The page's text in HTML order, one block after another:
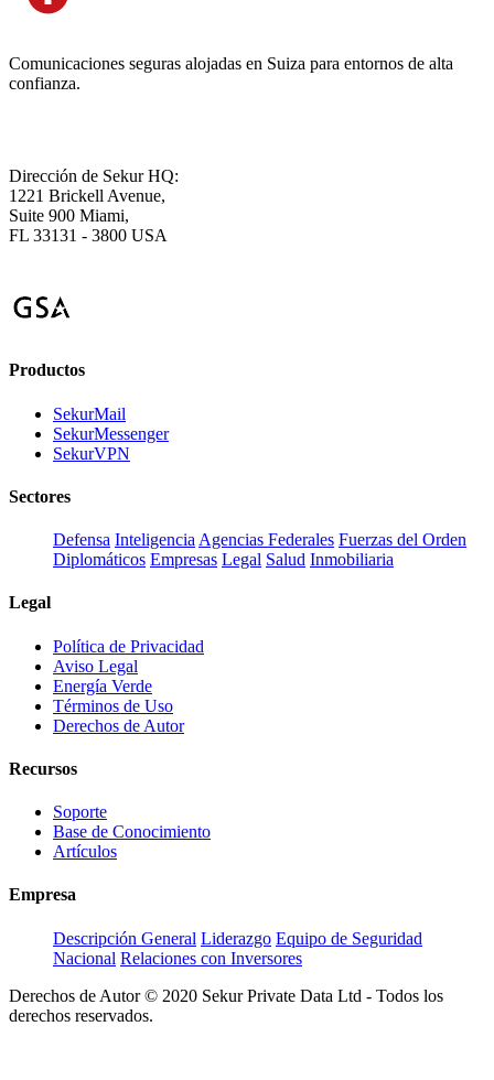
Comunicaciones seguras alojadas en Suiza para entornos de alta
confianza.
Dirección de Sekur HQ:
1221 Brickell Avenue,
Suite 900 Miami,
FL 33131 - 3800 USA
Productos
SekurMail
SekurMessenger
SekurVPN
Sectores
Defensa Inteligencia Agencias Federales Fuerzas del Orden
Diplomáticos Empresas Legal Salud Inmobiliaria
Legal
Política de Privacidad
Aviso Legal
Energía Verde
Términos de Uso
Derechos de Autor
Recursos
Soporte
Base de Conocimiento
Artículos
Empresa
Descripción General Liderazgo Equipo de Seguridad
Nacional Relaciones con Inversores
Derechos de Autor © 2020 Sekur Private Data Ltd - Todos los
derechos reservados.